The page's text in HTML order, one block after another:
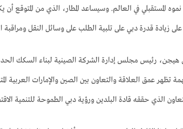
المستقبلي في العالم. وسيساعد المطار، الذي من المتوقع أن
على زيادة قدرة دبي على تلبية الطلب على وسائل النقل ومراقبة
هيجن، رئيس مجلس إدارة الشركة الصينية لبناء السكك
تظهر عمق العلاقة والتعاون بين الصين والإمارات العربية
الذي حققه قادة البلدين ورؤية دبي الطموحة للتنمية